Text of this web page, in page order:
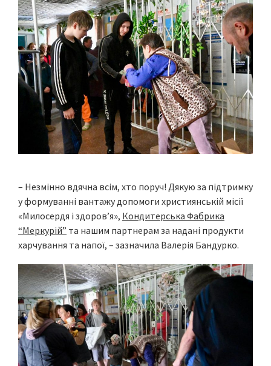
– Незмінно вдячна всім, хто поруч! Дякую за підтримку
у формуванні вантажу допомоги християнській місії
«Милосердя і здоровʼя», Кондитерська Фабрика
“Меркурій” та нашим партнерам за надані продукти
харчування та напої, – зазначила Валерія Бандурко.